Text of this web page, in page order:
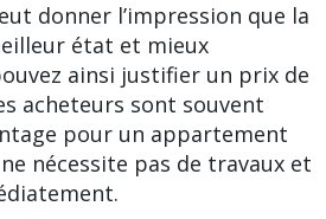
donner l’impression que la
état et mieux
ainsi justifier un prix de
acheteurs sont souvent
pour un appartement
nécessite pas de travaux et